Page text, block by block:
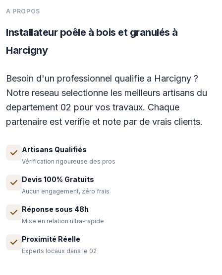
A PROPOS
Installateur poêle à bois et granulés à
Harcigny
Besoin d'un professionnel qualifie a Harcigny ?
Notre reseau selectionne les meilleurs artisans du
departement 02 pour vos travaux. Chaque
partenaire est verifie et note par de vrais clients.
Artisans Qualifiés
Vérification rigoureuse des pros
Devis 100% Gratuits
Aucun engagement, zéro frais
Réponse sous 48h
Mise en relation ultra-rapide
Proximité Réelle
Experts locaux dans le 02